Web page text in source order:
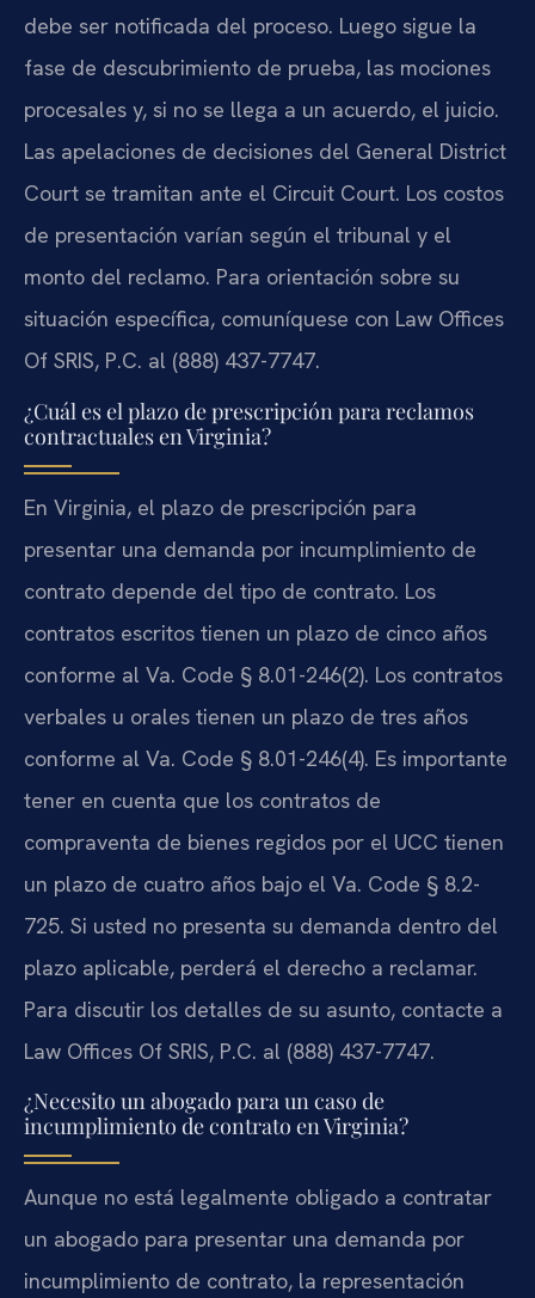
debe ser notificada del proceso. Luego sigue la
fase de descubrimiento de prueba, las mociones
procesales y, si no se llega a un acuerdo, el juicio.
Las apelaciones de decisiones del General District
Court se tramitan ante el Circuit Court. Los costos
de presentación varían según el tribunal y el
monto del reclamo. Para orientación sobre su
situación específica, comuníquese con Law Offices
Of SRIS, P.C. al (888) 437-7747.
¿Cuál es el plazo de prescripción para reclamos
contractuales en Virginia?
En Virginia, el plazo de prescripción para
presentar una demanda por incumplimiento de
contrato depende del tipo de contrato. Los
contratos escritos tienen un plazo de cinco años
conforme al Va. Code § 8.01-246(2). Los contratos
verbales u orales tienen un plazo de tres años
conforme al Va. Code § 8.01-246(4). Es importante
tener en cuenta que los contratos de
compraventa de bienes regidos por el UCC tienen
un plazo de cuatro años bajo el Va. Code § 8.2-
725. Si usted no presenta su demanda dentro del
plazo aplicable, perderá el derecho a reclamar.
Para discutir los detalles de su asunto, contacte a
Law Offices Of SRIS, P.C. al (888) 437-7747.
¿Necesito un abogado para un caso de
incumplimiento de contrato en Virginia?
Aunque no está legalmente obligado a contratar
un abogado para presentar una demanda por
incumplimiento de contrato, la representación